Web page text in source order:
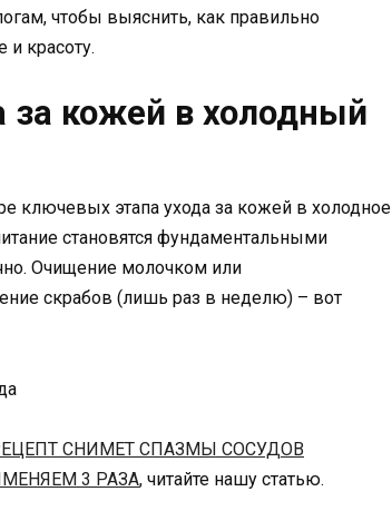
чтобы выяснить, как правильно
и красоту.
кожей в холодный
ключевых этапа ухода за кожей в холодное
становятся фундаментальными
Очищение молочком или
скрабов (лишь раз в неделю) – вот
СНИМЕТ СПАЗМЫ СОСУДОВ
3 РАЗА, читайте нашу статью.